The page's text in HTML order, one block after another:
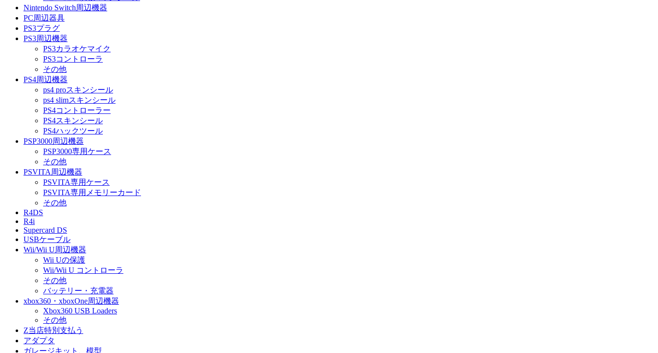
Nintendo Switch周辺機器
PC周辺器具
PS3プラグ
PS3周辺機器
PS3カラオケマイク
PS3コントローラ
その他
PS4周辺機器
ps4 proスキンシール
ps4 slimスキンシール
PS4コントローラー
PS4スキンシール
PS4ハックツール
PSP3000周辺機器
PSP3000専用ケース
その他
PSVITA周辺機器
PSVITA専用ケース
PSVITA専用メモリーカード
その他
R4DS
R4i
Supercard DS
USBケーブル
Wii/Wii U周辺機器
Wii Uの保護
Wii/Wii U コントローラ
その他
バッテリー・充電器
xbox360・xboxOne周辺機器
Xbox360 USB Loaders
その他
Z当店特別支払う
アダプタ
ガレージキット、模型